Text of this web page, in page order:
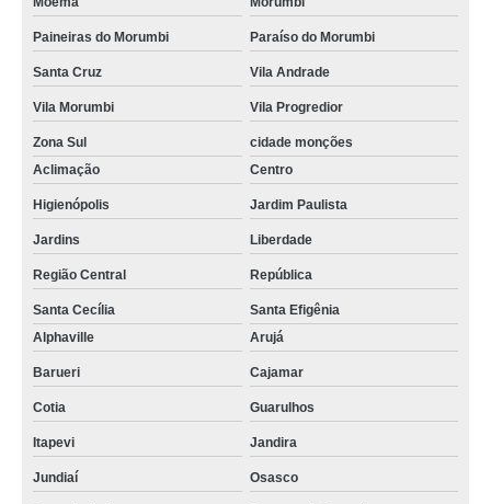
Paineiras do Morumbi Paraíso do Morumbi
Santa Cruz Vila Andrade
Vila Morumbi Vila Progredior
Zona Sul
cidade monções
Aclimação
Centro
Higienópolis Jardim Paulista
Jardins Liberdade
Região Central República
Santa Cecília
Santa Efigênia
Alphaville
Arujá
Barueri Cajamar
Cotia Guarulhos
Itapevi Jandira
Jundiaí Osasco